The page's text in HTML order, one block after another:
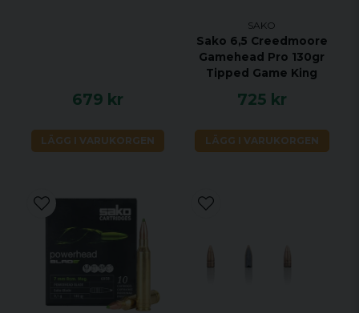
679 kr
LÄGG I VARUKORGEN
SAKO
Sako 6,5 Creedmoore
Gamehead Pro 130gr
Tipped Game King
725 kr
LÄGG I VARUKORGEN